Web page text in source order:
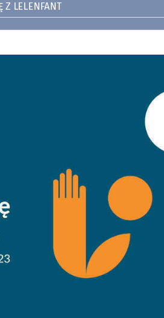
Z LELENFANT